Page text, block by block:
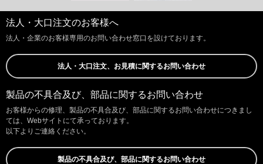
法人・大口注文のお客様へ
法人・企業のお客様専用のお問い合わせ窓口を設けております。
法人・大口注文、お見積に関するお問い合わせ
製品の不具合及び、部品に関するお問い合わせ
お客様からの修理、製品の不具合及び、部品に関するお問い合わせにつきまし
ては、Webサイトにて承っております。
以下よりご連絡ください。
製品の不具合及び、部品に関するお問い合わせ